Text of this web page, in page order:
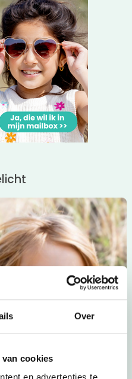
Over
cookies